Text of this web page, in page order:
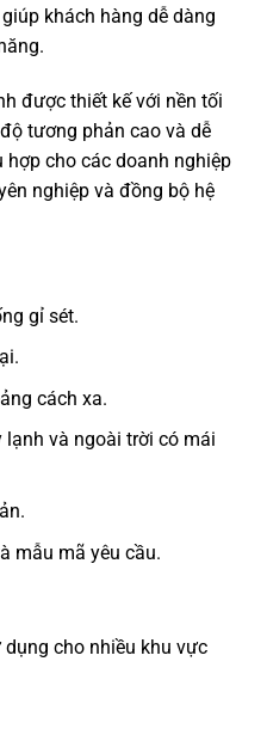
khách hàng dễ dàng
được thiết kế với nền tối
tương phản cao và dễ
cho các doanh nghiệp
nghiệp và đồng bộ hệ
gỉ sét.
cách xa.
và ngoài trời có mái
mẫu mã yêu cầu.
cho nhiều khu vực